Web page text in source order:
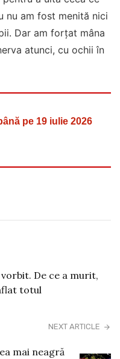
nu am fost menită nici
Dar am forțat mâna
atunci, cu ochii în
pe 19 iulie 2026
De ce a murit,
totul
NEXT ARTICLE
mai neagră